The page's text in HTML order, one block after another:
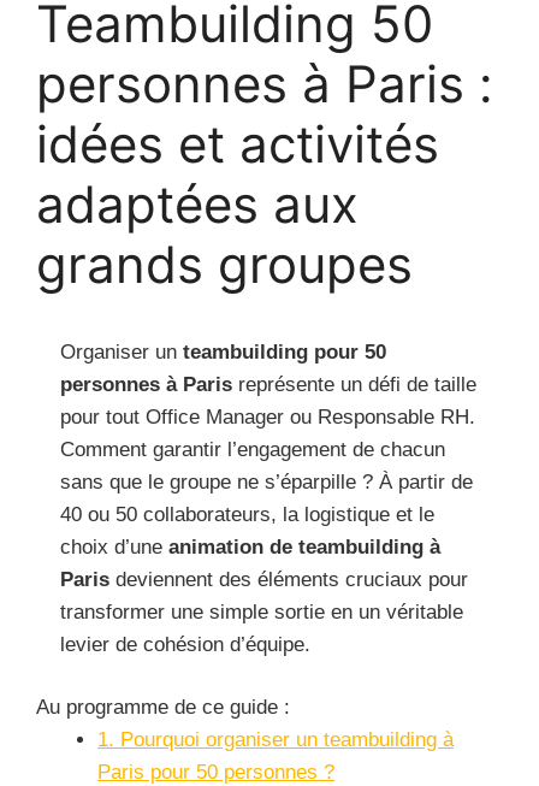
Teambuilding 50
personnes à Paris :
idées et activités
adaptées aux
grands groupes
Organiser un teambuilding pour 50
personnes à Paris représente un défi de taille
pour tout Office Manager ou Responsable RH.
Comment garantir l’engagement de chacun
sans que le groupe ne s’éparpille ? À partir de
40 ou 50 collaborateurs, la logistique et le
choix d’une animation de teambuilding à
Paris deviennent des éléments cruciaux pour
transformer une simple sortie en un véritable
levier de cohésion d’équipe.
Au programme de ce guide :
1. Pourquoi organiser un teambuilding à
Paris pour 50 personnes ?